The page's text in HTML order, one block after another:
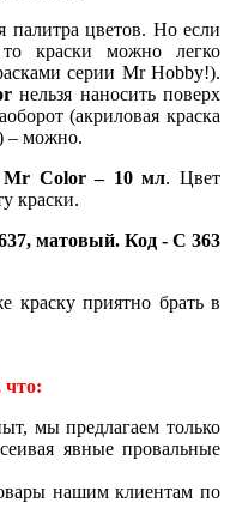
палитра цветов. Но если
краски можно легко
серии Mr Hobby!).
нельзя наносить поверх
(акриловая краска
– можно.
Mr Color – 10 мл. Цвет
краски.
матовый. Код - C 363
приятно брать в
мы предлагаем только
явные провальные
нашим клиентам по